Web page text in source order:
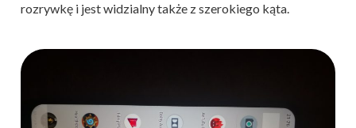
rozrywkę i jest widzialny także z szerokiego kąta.